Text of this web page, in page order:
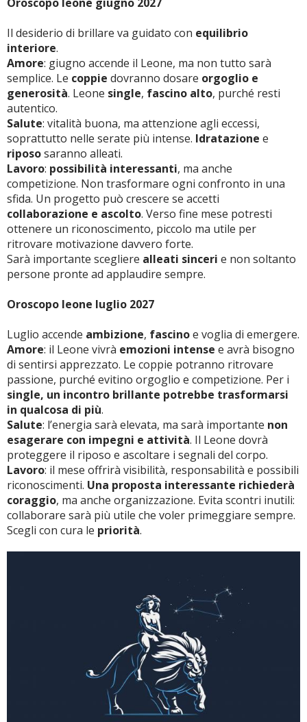
Il desiderio di brillare va guidato con equilibrio
interiore.
Amore: giugno accende il Leone, ma non tutto sarà
semplice. Le coppie dovranno dosare orgoglio e
generosità. Leone single, fascino alto, purché resti
autentico.
Salute: vitalità buona, ma attenzione agli eccessi,
soprattutto nelle serate più intense. Idratazione e
ripososaranno alleati.
Lavoro: possibilità interessanti, ma anche
competizione. Non trasformare ogni confronto in una
sfida. Un progetto può crescere se accetti
collaborazione e ascolto. Verso fine mese potresti
ottenere un riconoscimento, piccolo ma utile per
ritrovare motivazione davvero forte.
Sarà importante scegliere alleati sinceri e non soltanto
persone pronte ad applaudire sempre.
Oroscopo leone luglio 2027
Luglio accende ambizione, fascinoe voglia di emergere.
Amore: il Leone vivrà emozioni intense e avrà bisogno
di sentirsi apprezzato. Le coppie potranno ritrovare
passione, purché evitino orgoglio e competizione. Per i
single, un incontro brillante potrebbe trasformarsi
in qualcosa di più.
Salute: l’energia sarà elevata, ma sarà importante non
esagerare con impegni e attività. Il Leone dovrà
proteggere il riposo e ascoltare i segnali del corpo.
Lavoro: il mese offrirà visibilità, responsabilità e possibili
riconoscimenti. Una proposta interessante richiederà
coraggio, ma anche organizzazione. Evita scontri inutili:
collaborare sarà più utile che voler primeggiare sempre.
Scegli con cura le priorità.